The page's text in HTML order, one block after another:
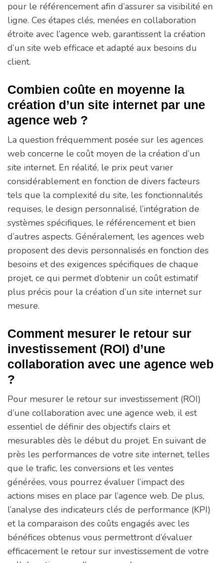
pour le référencement afin d’assurer sa visibilité en
ligne. Ces étapes clés, menées en collaboration
étroite avec l’agence web, garantissent la création
d’un site web efficace et adapté aux besoins du
client.
Combien coûte en moyenne la
création d’un site internet par une
agence web ?
La question fréquemment posée sur les agences
web concerne le coût moyen de la création d’un
site internet. En réalité, le prix peut varier
considérablement en fonction de divers facteurs
tels que la complexité du site, les fonctionnalités
requises, le design personnalisé, l’intégration de
systèmes spécifiques, le référencement et bien
d’autres aspects. Généralement, les agences web
proposent des devis personnalisés en fonction des
besoins et des exigences spécifiques de chaque
projet, ce qui permet d’obtenir un coût estimatif
plus précis pour la création d’un site internet sur
mesure.
Comment mesurer le retour sur
investissement (ROI) d’une
collaboration avec une agence web
?
Pour mesurer le retour sur investissement (ROI)
d’une collaboration avec une agence web, il est
essentiel de définir des objectifs clairs et
mesurables dès le début du projet. En suivant de
près les performances de votre site internet, telles
que le trafic, les conversions et les ventes
générées, vous pourrez évaluer l’impact des
actions mises en place par l’agence web. De plus,
l’analyse des indicateurs clés de performance (KPI)
et la comparaison des coûts engagés avec les
bénéfices obtenus vous permettront d’évaluer
efficacement le retour sur investissement de votre